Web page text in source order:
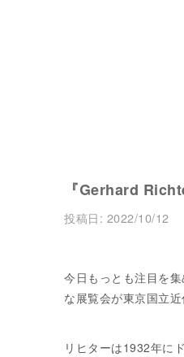
『Gerhard
投稿日: 2022/10/12
今日もっとも注目を
な展覧会が東京国立
リヒターは1932年に